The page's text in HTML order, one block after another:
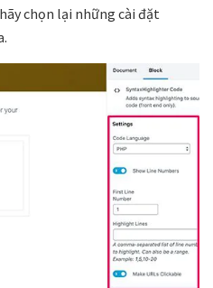
chọn lại những cài đặt